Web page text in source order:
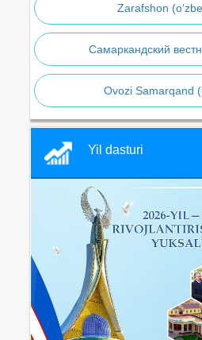
Zarafshon
Самаркандский
Ovozi Samarqand
Yil dasturi